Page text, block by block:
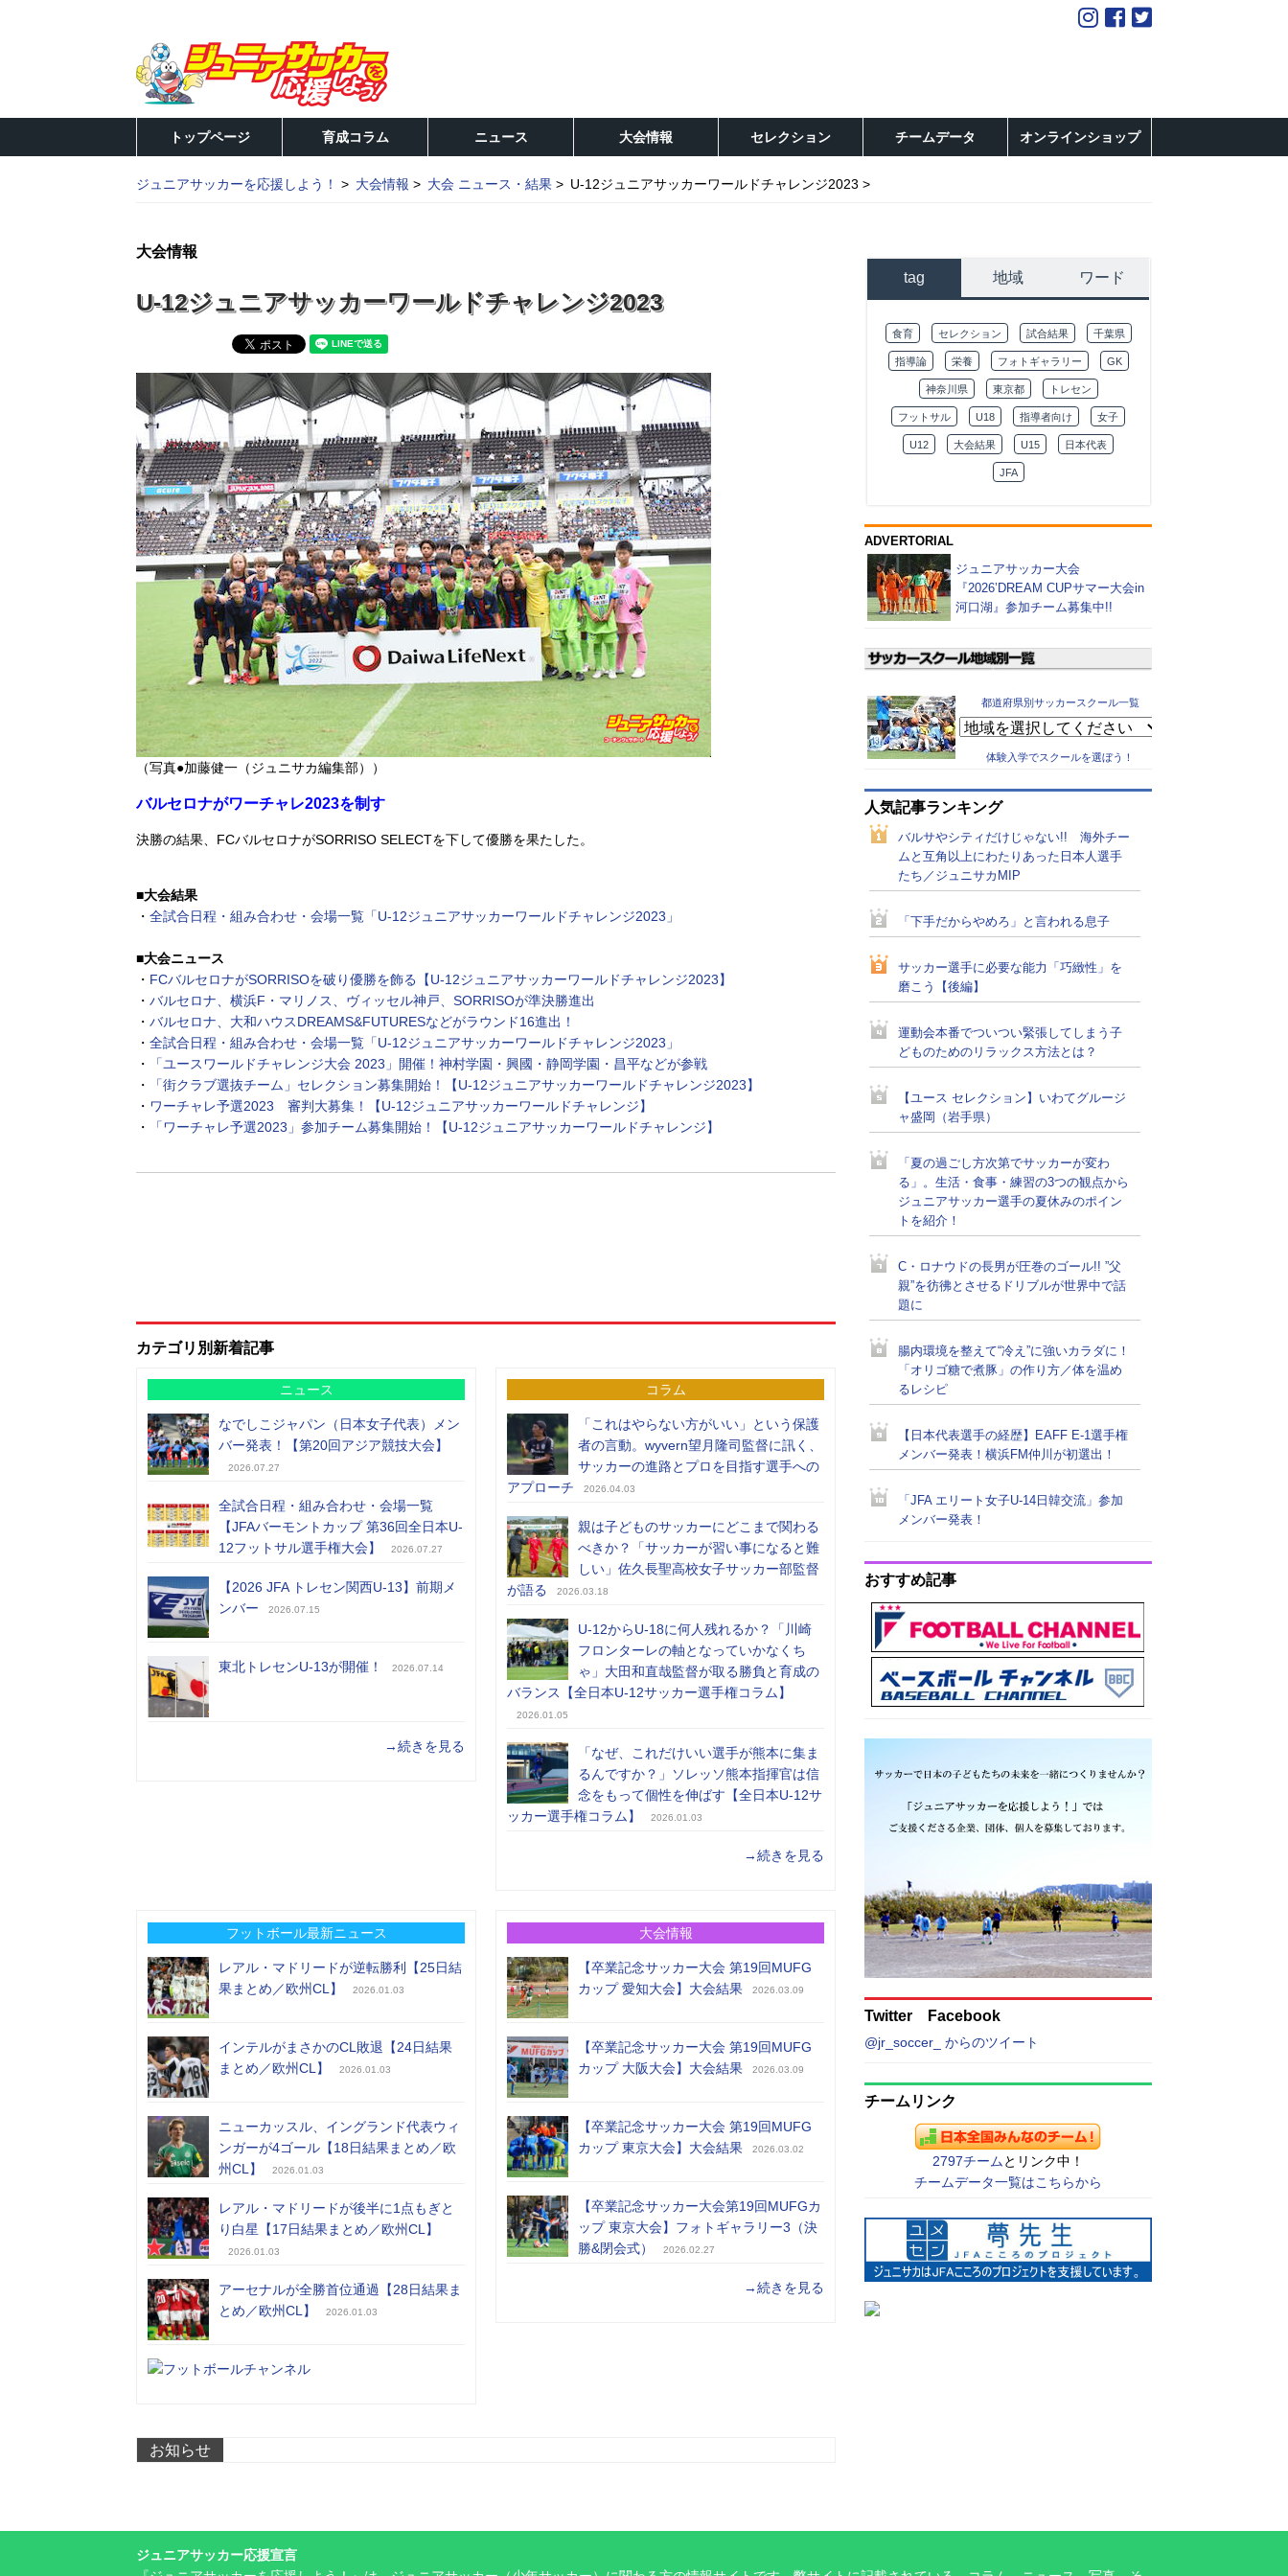
トップページ 育成コラム ニュース 大会情報 セレクション チームデータ オンラインショップ
ジュニアサッカーを応援しよう！ 大会情報 大会 ニュース・結果 U-12ジュニアサッカーワールドチャレンジ2023
大会情報
U-12ジュニアサッカーワールドチャレンジ2023
（写真●加藤健一（ジュニサカ編集部））
バルセロナがワーチャレ2023を制す
決勝の結果、FCバルセロナがSORRISO SELECTを下して優勝を果たした。
■大会結果
・ 全試合日程・組み合わせ・会場一覧「U-12ジュニアサッカーワールドチャレンジ2023」
■大会ニュース
・ FCバルセロナがSORRISOを破り優勝を飾る【U-12ジュニアサッカーワールドチャレンジ2023】
・ バルセロナ、横浜F・マリノス、ヴィッセル神戸、SORRISOが準決勝進出
・ バルセロナ、大和ハウスDREAMS&FUTURESなどがラウンド16進出！
・ 全試合日程・組み合わせ・会場一覧「U-12ジュニアサッカーワールドチャレンジ2023」
・
「ユースワールドチャレンジ大会 2023」開催！神村学園・興國・静岡学園・昌平などが参戦
・
「街クラブ選抜チーム」セレクション募集開始！【U-12ジュニアサッカーワールドチャレンジ2023】
・ ワーチャレ予選2023 審判大募集！【U-12ジュニアサッカーワールドチャレンジ】
・
「ワーチャレ予選2023」参加チーム募集開始！【U-12ジュニアサッカーワールドチャレンジ】
カテゴリ別新着記事
ニュース
なでしこジャパン（日本女子代表）メン
バー発表！【第20回アジア競技大会】
2026.07.27
全試合日程・組み合わせ・会場一覧
【JFAバーモントカップ 第36回全日本U-
12フットサル選手権大会】
2026.07.27
【2026 JFA トレセン関西U-13】前期メ
ンバー
2026.07.15
東北トレセンU-13が開催！ 2026.07.14
→続きを見る
コラム
「これはやらない方がいい」という保護
者の言動。wyvern望月隆司監督に訊く、
サッカーの進路とプロを目指す選手への
アプローチ
2026.04.03
親は子どものサッカーにどこまで関わる
べきか？「サッカーが習い事になると難
しい」佐久長聖高校女子サッカー部監督
が語る
2026.03.18
U-12からU-18に何人残れるか？「川崎
フロンターレの軸となっていかなくち
ゃ」大田和直哉監督が取る勝負と育成の
バランス【全日本U-12サッカー選手権コラム】
2026.01.05
「なぜ、これだけいい選手が熊本に集ま
るんですか？」ソレッソ熊本指揮官は信
念をもって個性を伸ばす【全日本U-12サ
ッカー選手権コラム】
2026.01.03
→続きを見る
フットボール最新ニュース
レアル・マドリードが逆転勝利【25日結
果まとめ／欧州CL】
2026.01.03
インテルがまさかのCL敗退【24日結果
まとめ／欧州CL】
2026.01.03
ニューカッスル、イングランド代表ウィ
ンガーが4ゴール【18日結果まとめ／欧
州CL】
2026.01.03
レアル・マドリードが後半に1点もぎと
り白星【17日結果まとめ／欧州CL】
2026.01.03
アーセナルが全勝首位通過【28日結果ま
とめ／欧州CL】
2026.01.03
大会情報
【卒業記念サッカー大会 第19回MUFG
カップ 愛知大会】大会結果
2026.03.09
【卒業記念サッカー大会 第19回MUFG
カップ 大阪大会】大会結果
2026.03.09
【卒業記念サッカー大会 第19回MUFG
カップ 東京大会】大会結果
2026.03.02
【卒業記念サッカー大会第19回MUFGカ
ップ 東京大会】フォトギャラリー3（決
勝&閉会式）
2026.02.27
→続きを見る
お知らせ
tag 地域 ワード
食育 セレクション 試合結果 千葉県
指導論 栄養 フォトギャラリー GK
神奈川県 東京都 トレセン
フットサル U18 指導者向け 女子
U12 大会結果 U15 日本代表
JFA
ADVERTORIAL
ジュニアサッカー大会
『2026’DREAM CUPサマー大会in
河口湖』参加チーム募集中!!
都道府県別サッカースクール一覧
体験入学でスクールを選ぼう！
人気記事ランキング
バルサやシティだけじゃない!! 海外チー
ムと互角以上にわたりあった日本人選手
たち／ジュニサカMIP
「下手だからやめろ」と言われる息子
サッカー選手に必要な能力「巧緻性」を
磨こう【後編】
運動会本番でついつい緊張してしまう子
どものためのリラックス方法とは？
【ユース セレクション】いわてグルージ
ャ盛岡（岩手県）
「夏の過ごし方次第でサッカーが変わ
る」。生活・食事・練習の3つの観点から
ジュニアサッカー選手の夏休みのポイン
トを紹介！
C・ロナウドの長男が圧巻のゴール!! ”父
親”を彷彿とさせるドリブルが世界中で話
題に
腸内環境を整えて“冷え”に強いカラダに！
「オリゴ糖で煮豚」の作り方／体を温め
るレシピ
【日本代表選手の経歴】EAFF E-1選手権
メンバー発表！横浜FM仲川が初選出！
「JFA エリート女子U-14日韓交流」参加
メンバー発表！
おすすめ記事
Twitter Facebook
@jr_soccer_ からのツイート
チームリンク
2797チーム とリンク中！
チームデータ一覧はこちらから
ジュニアサッカー応援宣言